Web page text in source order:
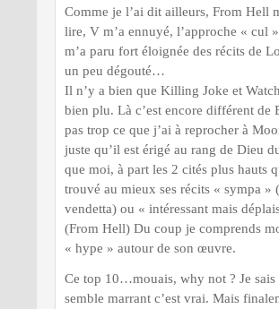
Comme je l’ai dit ailleurs, From Hell
lire, V m’a ennuyé, l’approche « cul
m’a paru fort éloignée des récits de
un peu dégouté…
Il n’y a bien que Killing Joke et
bien plu. Là c’est encore différent de
pas trop ce que j’ai à reprocher à
juste qu’il est érigé au rang de Dieu
que moi, à part les 2 cités plus hauts
trouvé au mieux ses récits « sympa »
vendetta) ou « intéressant mais
(From Hell) Du coup je comprends
« hype » autour de son œuvre.
Ce top 10…mouais, why not ? Je sais
semble marrant c’est vrai. Mais